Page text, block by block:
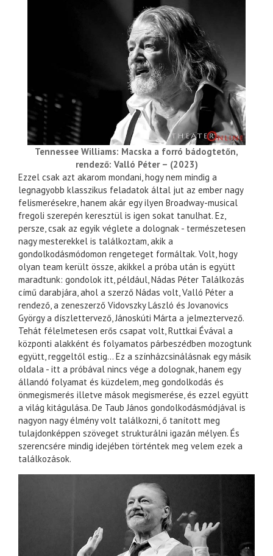
Tennessee Williams: Macska a forró bádogtetőn,
rendező: Valló Péter – (2023)
Ezzel csak azt akarom mondani, hogy nem mindig a
legnagyobb klasszikus feladatok által jut az ember nagy
felismerésekre, hanem akár egy ilyen Broadway-musical
fregoli szerepén keresztül is igen sokat tanulhat. Ez,
persze, csak az egyik véglete a dolognak - természetesen
nagy mesterekkel is találkoztam, akik a
gondolkodásmódomon rengeteget formáltak. Volt, hogy
olyan team került össze, akikkel a próba után is együtt
maradtunk: gondolok itt, például, Nádas Péter Találkozás
című darabjára, ahol a szerző Nádas volt, Valló Péter a
rendező, a zeneszerző Vidovszky László és Jovanovics
György a díszlettervező, Jánoskúti Márta a jelmeztervező.
Tehát félelmetesen erős csapat volt, Ruttkai Évával a
központi alakként és folyamatos párbeszédben mozogtunk
együtt, reggeltől estig… Ez a színházcsinálásnak egy másik
oldala - itt a próbával nincs vége a dolognak, hanem egy
állandó folyamat és küzdelem, meg gondolkodás és
önmegismerés illetve mások megismerése, és ezzel együtt
a világ kitágulása. De Taub János gondolkodásmódjával is
nagyon nagy élmény volt találkozni, ő tanított meg
tulajdonképpen szöveget strukturálni igazán mélyen. És
szerencsére mindig idejében történtek meg velem ezek a
találkozások.